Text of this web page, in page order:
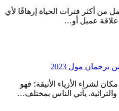
أكثر فترات الحياة إرهاقًا لأي
عميل أو…
مول 2023
لشراء الأزياء الأنيقة؛ فهو
يأتي الناس بمختلف…